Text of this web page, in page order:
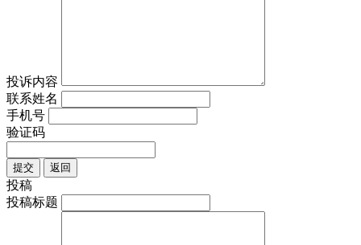
投诉内容
联系姓名
手机号
验证码
提交 返回
投稿
投稿标题